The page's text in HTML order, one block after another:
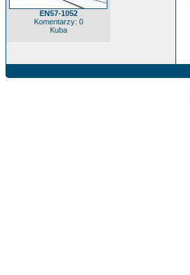
EN57-1052
Komentarzy: 0
Kuba